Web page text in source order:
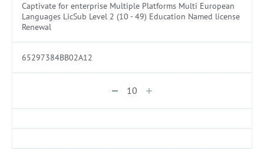
Captivate for enterprise Multiple Platforms Multi European
Languages LicSub Level 2 (10 - 49) Education Named license
Renewal
65297384BB02A12